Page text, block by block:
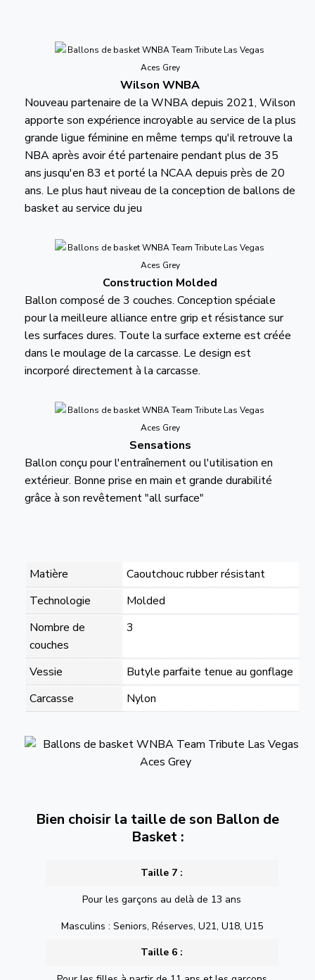
Wilson WNBA
Nouveau partenaire de la WNBA depuis 2021, Wilson
apporte son expérience incroyable au service de la plus
grande ligue féminine en même temps qu'il retrouve la
NBA après avoir été partenaire pendant plus de 35
ans jusqu'en 83 et porté la NCAA depuis près de 20
ans. Le plus haut niveau de la conception de ballons de
basket au service du jeu
Construction Molded
Ballon composé de 3 couches. Conception spéciale
pour la meilleure alliance entre grip et résistance sur
les surfaces dures. Toute la surface externe est créée
dans le moulage de la carcasse. Le design est
incorporé directement à la carcasse.
Sensations
Ballon conçu pour l'entraînement ou l'utilisation en
extérieur. Bonne prise en main et grande durabilité
grâce à son revêtement "all surface"
Matière
Caoutchouc rubber résistant
Technologie
Molded
Nombre de
couches
3
Vessie
Butyle parfaite tenue au gonflage
Carcasse
Nylon
Bien choisir la taille de son Ballon de
Basket :
Taille 7 :
Pour les garçons au delà de 13 ans
Masculins : Seniors, Réserves, U21, U18, U15
Taille 6 :